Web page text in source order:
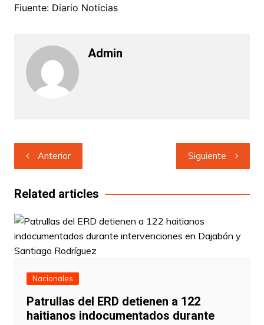
Fiuente: Diario Noticias
Admin
Navegación
de
entradas
Anterior Siguiente
Related articles
Nacionales
Patrullas del ERD detienen a 122
haitianos indocumentados durante